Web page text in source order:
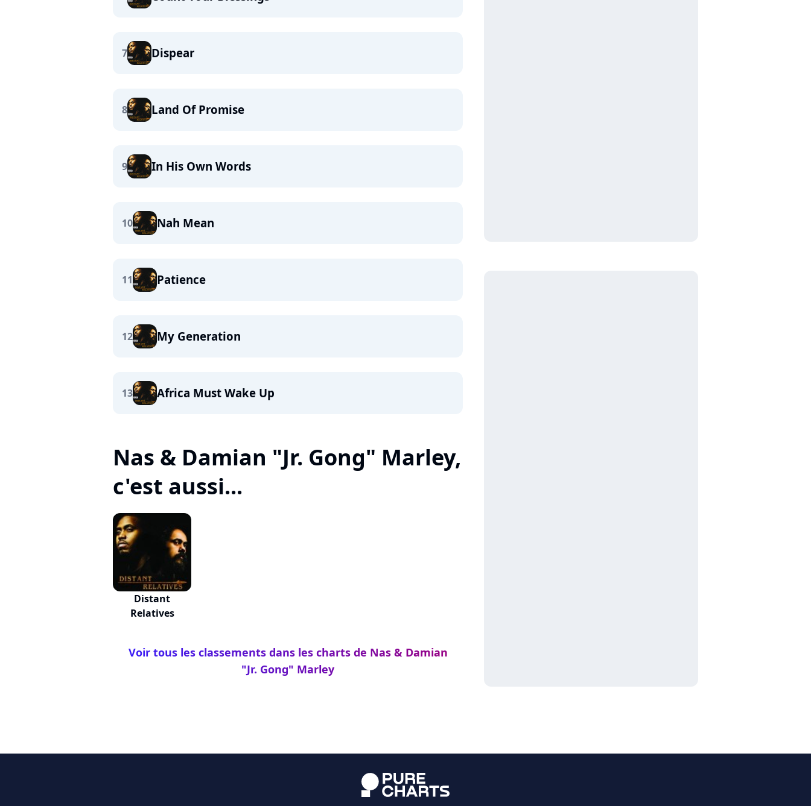
7 Dispear
8 Land Of Promise
9 In His Own Words
10 Nah Mean
11 Patience
12 My Generation
13 Africa Must Wake Up
Nas & Damian "Jr. Gong" Marley,
c'est aussi...
Distant
Relatives
Voir tous les classements dans les charts de Nas & Damian
"Jr. Gong" Marley